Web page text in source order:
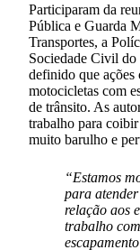
Participaram da
Pública e Guarda
Transportes, a
Sociedade Civil do
definido que ações
motocicletas com
de trânsito. As
trabalho para
muito barulho e
“Estamos
para atender
relação aos
trabalho